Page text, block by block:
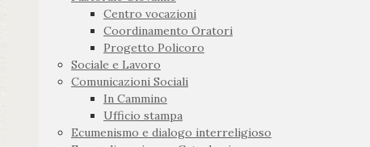
Centro vocazioni
Coordinamento Oratori
Progetto Policoro
Sociale e Lavoro
Comunicazioni Sociali
In Cammino
Ufficio stampa
Ecumenismo e dialogo interreligioso